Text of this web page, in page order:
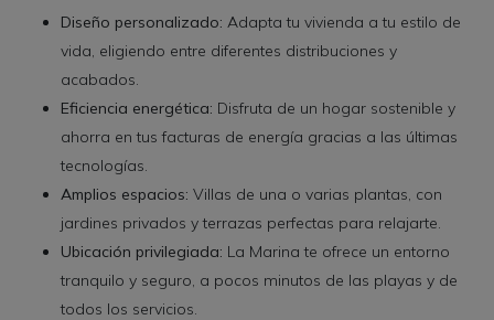
Diseño personalizado: Adapta tu vivienda a tu estilo de
vida, eligiendo entre diferentes distribuciones y
acabados.
Eficiencia energética: Disfruta de un hogar sostenible y
ahorra en tus facturas de energía gracias a las últimas
tecnologías.
Amplios espacios: Villas de una o varias plantas, con
jardines privados y terrazas perfectas para relajarte.
Ubicación privilegiada: La Marina te ofrece un entorno
tranquilo y seguro, a pocos minutos de las playas y de
todos los servicios.